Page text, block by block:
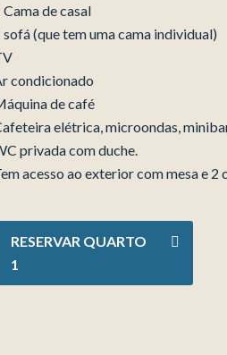
Cama de casal
sofá (que tem uma cama individual)
condicionado
de café
elétrica, microondas,
privada com duche.
acesso ao exterior com mesa e 2
RESERVAR QUARTO
1